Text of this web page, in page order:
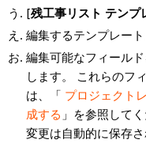
[残工事リスト テンプ
編集するテンプレート
編集可能なフィール
します。 これらのフ
は、「 プロジェクト
成する 」を参照してく
変更は自動的に保存さ